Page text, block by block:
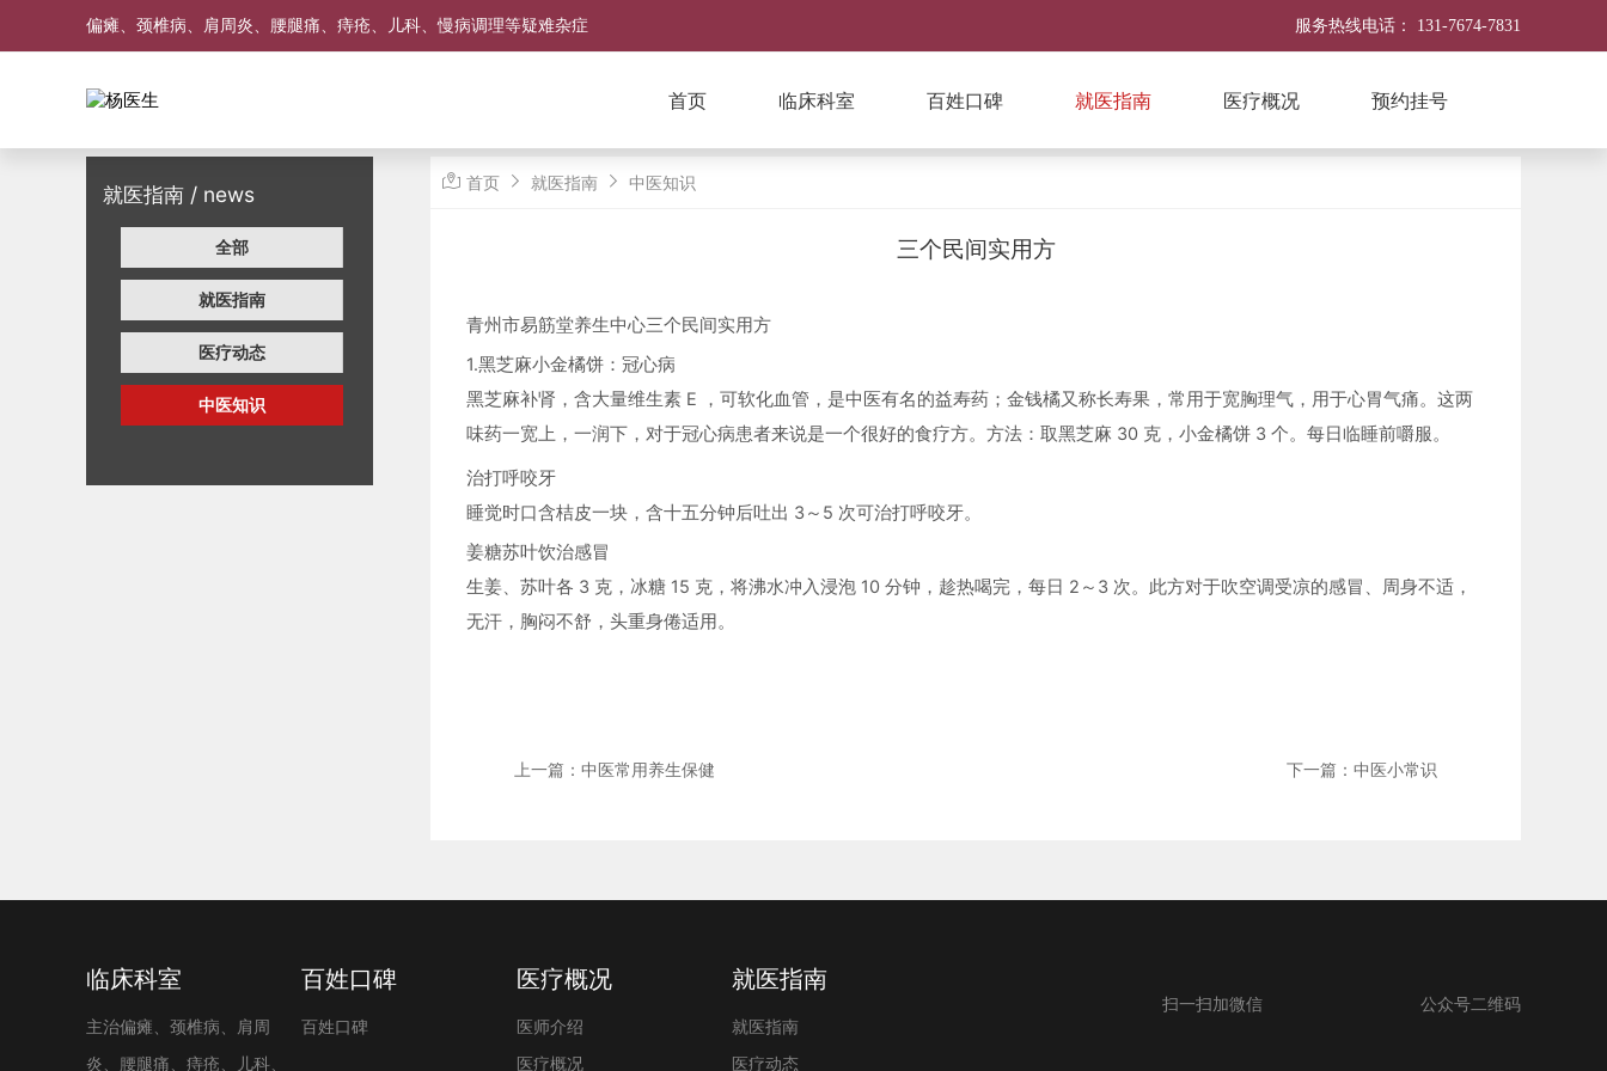
偏瘫、颈椎病、肩周炎、腰腿痛、痔疮、儿科、慢病调理等疑难杂症 服务热线电话： 131-7674-7831
首页 临床科室 百姓口碑 就医指南 医疗概况 预约挂号
就医指南 / news
全部
就医指南
医疗动态
中医知识
首页 就医指南 中医知识
三个民间实用方
青州市易筋堂养生中心三个民间实用方
1.黑芝麻小金橘饼：冠心病
黑芝麻补肾，含大量维生素 E ，可软化血管，是中医有名的益寿药；金钱橘又称长寿果，常用于宽胸理气，用于心胃气痛。这两
味药一宽上，一润下，对于冠心病患者来说是一个很好的食疗方。方法：取黑芝麻 30 克，小金橘饼 3 个。每日临睡前嚼服。
治打呼咬牙
睡觉时口含桔皮一块，含十五分钟后吐出 3～5 次可治打呼咬牙。
姜糖苏叶饮治感冒
生姜、苏叶各 3 克，冰糖 15 克，将沸水冲入浸泡 10 分钟，趁热喝完，每日 2～3 次。此方对于吹空调受凉的感冒、周身不适，
无汗，胸闷不舒，头重身倦适用。
上一篇：中医常用养生保健 下一篇：中医小常识
临床科室
主治偏瘫、颈椎病、肩周
炎、腰腿痛、痔疮、儿科、
百姓口碑
百姓口碑
医疗概况
医师介绍
医疗概况
就医指南
就医指南
医疗动态
扫一扫加微信 公众号二维码